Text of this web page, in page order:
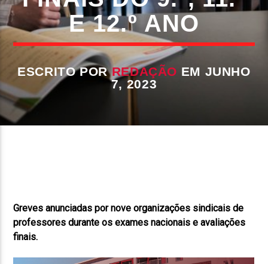
FAIXA ATUAL
TÍTULO
ARTISTA
E 12.º ANO
ESCRITO PORREDAÇÃO EM JUNHO
7, 2023
Greves anunciadas por nove organizações sindicais de
professores durante os exames nacionais e avaliações
finais.